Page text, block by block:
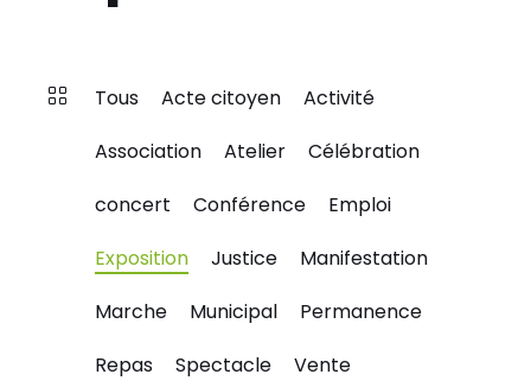
Tous Acte citoyen
Activité
Association
Atelier
Célébration
concert
Conférence
Emploi
Exposition
Justice
Manifestation
Marche
Municipal
Permanence
Repas
Spectacle Vente